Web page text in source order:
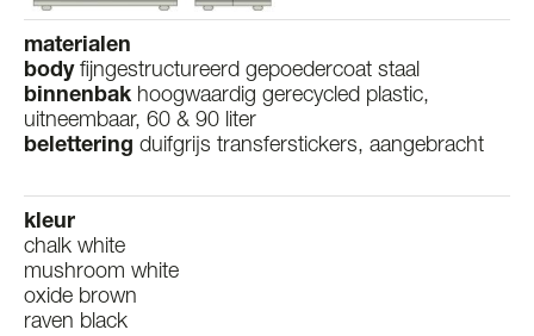
materialen
body fijngestructureerd gepoedercoat staal
binnenbak hoogwaardig gerecycled plastic,
uitneembaar, 60 & 90 liter
belettering duifgrijs transferstickers, aangebracht
kleur
chalk white
mushroom white
oxide brown
raven black